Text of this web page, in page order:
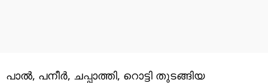
പാൽ, പനീർ, ചപ്പാത്തി, റൊട്ടി തുടങ്ങിയ